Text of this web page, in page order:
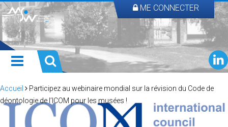
ME CONNECTER
Accueil
Participez au webinaire mondial sur la révision du Code de
déontologie de l’ICOM pour les musées !